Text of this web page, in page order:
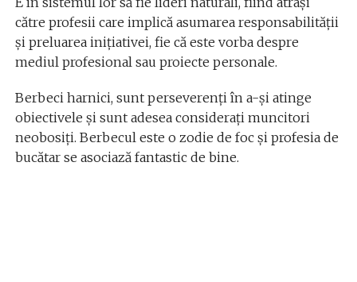
către profesii care implică asumarea responsabilității
și preluarea inițiativei, fie că este vorba despre
mediul profesional sau proiecte personale.
Berbeci harnici, sunt perseverenți în a-și atinge
obiectivele și sunt adesea considerați muncitori
neobosiți. Berbecul este o zodie de foc și profesia de
bucătar se asociază fantastic de bine.